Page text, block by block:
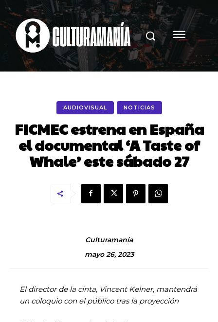
AUDIOVISUAL NOTICIAS
FICMEC estrena en España
el documental ‘A Taste of
Whale’ este sábado 27
Culturamanía
mayo 26, 2023
El director de la cinta, Vincent Kelner, mantendrá
un coloquio con el público tras la proyección